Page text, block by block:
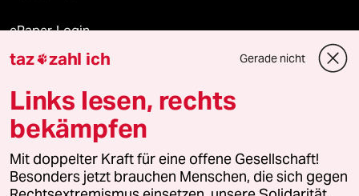
ePaper Login
Downloads für Abonnierende
© 2026 taz Verlags und Vertriebs GmbH
Alle Rechte vorbehalten. Bei rechtlichen Fragen oder für Genehmigungen
wenden Sie sich bitte an
lizenzen@taz.de
taz zahl ich Gerade nicht
Links lesen, rechts
bekämpfen
Mit doppelter Kraft für eine offene Gesellschaft!
Besonders jetzt brauchen Menschen, die sich gegen